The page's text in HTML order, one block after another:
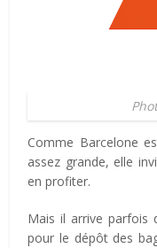
Comme Barcelone
assez grande, elle
en profiter.
Mais il arrive parfois
pour le dépôt des